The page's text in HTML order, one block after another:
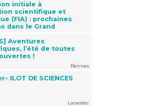
initiale à
scientifique et
(FIA) : prochaines
dans le Grand
Aventures
l’été de toutes
!
Rennes
ILOT DE SCIENCES
Lanester